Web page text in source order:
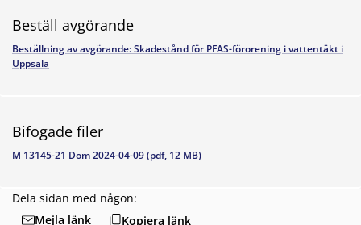
Dela sidan med någon:
Mejla länk
Kopiera länk
Beställ avgörande
Beställning av avgörande: Skadestånd för PFAS-förorening i vattentäkt i
Uppsala
Bifogade filer
M 13145-21 Dom 2024-04-09 (pdf, 12 MB)